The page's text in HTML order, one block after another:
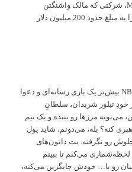
Monumental Sports & Entertainment، شرکتی که مالک واشنگتن
ویزاردز، کاپیتالز و میستیکس است، را به مبلغ حدود 200 میلیون دلار
حالا که مشخص شده تیم‌های جدید NBA بیش‌تر یک بازی رسانه‌ای و دعوا
خودِ تیلور شریدان، سلطانِ
مرزها رو ببنده و یک تیم
کنه؟ بله، می‌دونم، شاید پول
جلوش رو نگرفته. بث داتون‌های
می‌کنم تا ببینم
رو با… خودش جایگزین می‌کنه،